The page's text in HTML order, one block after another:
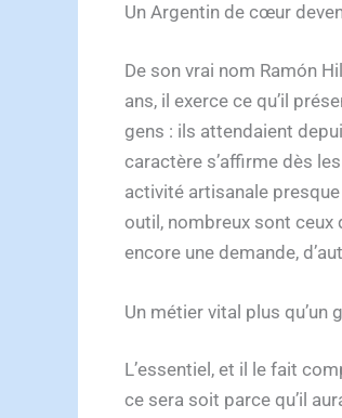
Un Argentin de cœur
De son vrai nom Ramón
ans, il exerce ce qu’il
gens : ils attendaient
caractère s’affirme dès
activité artisanale
outil, nombreux sont ceux
encore une demande,
Un métier vital plus qu’un
L’essentiel, et il le fait
ce sera soit parce qu’il